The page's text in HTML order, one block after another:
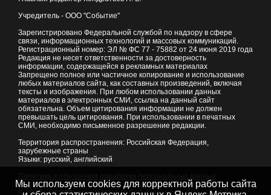
Учредитель - ООО "Событие"
Зарегистрировано Федеральной службой по надзору в сфере
связи, информационных технологий и массовых коммуникаций.
Регистрационный номер: ЭЛ № ФС 77 - 75882 от 24 июня 2019 года
Редакция не несет ответственности за достоверность
информации, содержащейся в рекламных материалах
Запрещено полное или частичное копирование и использование
любых материалов сайта, как составных произведений, включая
тексты и изображения. При любом использовании данных
материалов в электронных СМИ, ссылка на данный сайт
обязательна. Объем цитирования информации не должен
превышать цель цитирования. При использовании в печатных
СМИ, необходимо письменное разрешение редакции.
Территория распространения: Российская Федерация,
зарубежные страны
Языки: русский, английский
© 2007 - 2026Портал Читы и Забайкальского края
Мы используем cookies для корректной работы сайта